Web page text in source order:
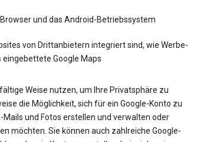
und das Android-Betriebssystem
von Drittanbietern integriert sind, wie Werbe-
Google Maps
Weise nutzen, um Ihre Privatsphäre zu
die Möglichkeit, sich für ein Google-Konto zu
und Fotos erstellen und verwalten oder
möchten. Sie können auch zahlreiche Google-